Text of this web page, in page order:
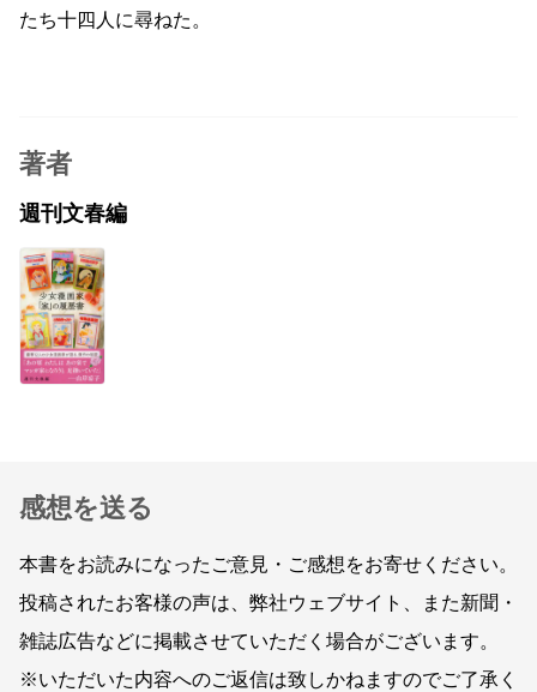
たち十四人に尋ねた。
著者
週刊文春編
感想を送る
本書をお読みになったご意見・ご感想をお寄せください。
投稿されたお客様の声は、弊社ウェブサイト、また新聞・
雑誌広告などに掲載させていただく場合がございます。
※いただいた内容へのご返信は致しかねますのでご了承く